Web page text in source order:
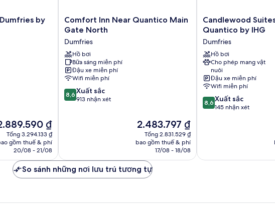
by
hiện
₫
₫
Tổng 3.294.133 ₫
gồm thuế & phí
20/08 - 21/08
Comfort
Inn
Quantico
Main
Gate
North
Dumfries
Comfort Inn Near Quantico Main
Gate North
Dumfries
Hồ bơi
Bữa sáng miễn phí
Đậu xe miễn phí
Wifi miễn phí
8.6
trên
8,6 Xuất sắc
913 nhận xét
Giá
hiện
tại
2.483.797 ₫
2.483.797 ₫
Tổng 2.831.529 ₫
bao gồm thuế & phí
17/08 - 18/08
Candlewood
Suites
-
Quantico
by
IHG
Dumfries
Candlewood
Quantico by IHG
Dumfries
Hồ bơi
Cho phép mang vật
nuôi
Đậu xe miễn phí
Wifi miễn phí
8.6
trên
xét
8,6 Xuất sắc
145 nhận xét
So sánh những nơi lưu trú tương tự